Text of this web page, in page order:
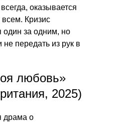
оказывается
Кризис
один за одним, но
не передать из рук в
любовь»
2025)
драма о